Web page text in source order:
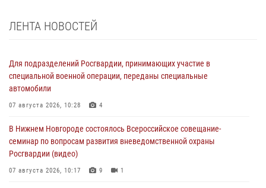
ЛЕНТА НОВОСТЕЙ
Для подразделений Росгвардии, принимающих участие в
специальной военной операции, переданы специальные
автомобили
07 августа 2026, 10:28 4
В Нижнем Новгороде состоялось Всероссийское совещание-
семинар по вопросам развития вневедомственной охраны
Росгвардии (видео)
07 августа 2026, 10:17 9 1